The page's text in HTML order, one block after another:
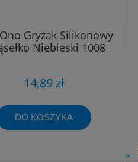
Gryzak Silikonowy
Niebieski 1008
14,89 zł
DO KOSZYKA
«